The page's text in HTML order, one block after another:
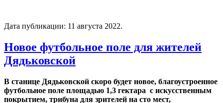
Дата публикации: 11 августа 2022.
Новое футбольное поле для жителей
Дядьковской
В станице Дядьковской скоро будет новое, благоустроенное
футбольное поле площадью 1,3 гектара с искусственным
покрытием, трибуна для зрителей на сто мест,